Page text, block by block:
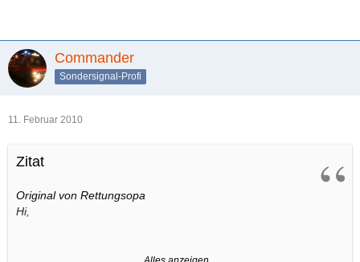
Commander
Sondersignal-Profi
11. Februar 2010
Zitat
Original von Rettungsopa
Hi,